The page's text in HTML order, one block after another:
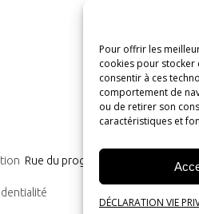
Pour offrir les
cookies pour stocker
consentir à ces
comportement de
ou de retirer son
caractéristiques et
DÉCLARATION VIE
Rue du progrès n°7, 1300 Wavre